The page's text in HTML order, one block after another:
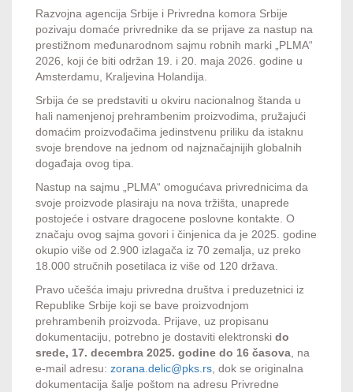
Razvojna agencija Srbije i Privredna komora Srbije
pozivaju domaće privrednike da se prijave za nastup na
prestižnom međunarodnom sajmu robnih marki „PLMA“
2026, koji će biti održan 19. i 20. maja 2026. godine u
Amsterdamu, Kraljevina Holandija.
Srbija će se predstaviti u okviru nacionalnog štanda u
hali namenjenoj prehrambenim proizvodima, pružajući
domaćim proizvođačima jedinstvenu priliku da istaknu
svoje brendove na jednom od najznačajnijih globalnih
događaja ovog tipa.
Nastup na sajmu „PLMA“ omogućava privrednicima da
svoje proizvode plasiraju na nova tržišta, unaprede
postojeće i ostvare dragocene poslovne kontakte. O
značaju ovog sajma govori i činjenica da je 2025. godine
okupio više od 2.900 izlagača iz 70 zemalja, uz preko
18.000 stručnih posetilaca iz više od 120 država.
Pravo učešća imaju privredna društva i preduzetnici iz
Republike Srbije koji se bave proizvodnjom
prehrambenih proizvoda. Prijave, uz propisanu
dokumentaciju, potrebno je dostaviti elektronski do
srede, 17. decembra 2025. godine do 16 časova , na
e-mail adresu: zorana.delic@pks.rs , dok se originalna
dokumentacija šalje poštom na adresu Privredne